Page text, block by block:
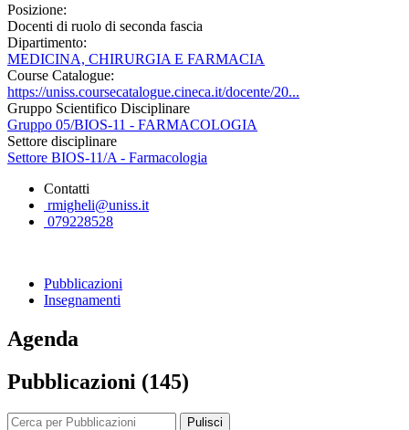
Posizione:
Docenti di ruolo di seconda fascia
Dipartimento:
MEDICINA, CHIRURGIA E FARMACIA
Course Catalogue:
https://uniss.coursecatalogue.cineca.it/docente/20...
Gruppo Scientifico Disciplinare
Gruppo 05/BIOS-11 - FARMACOLOGIA
Settore disciplinare
Settore BIOS-11/A - Farmacologia
Contatti
rmigheli@uniss.it
079228528
Pubblicazioni
Insegnamenti
Agenda
Pubblicazioni (145)
Pulisci